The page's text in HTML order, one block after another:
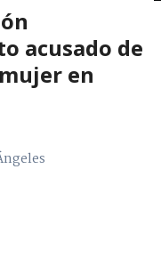
acusado de
en